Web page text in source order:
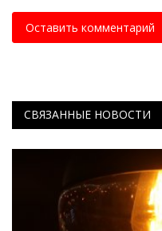
Оставить комментарий
СВЯЗАННЫЕ НОВОСТИ